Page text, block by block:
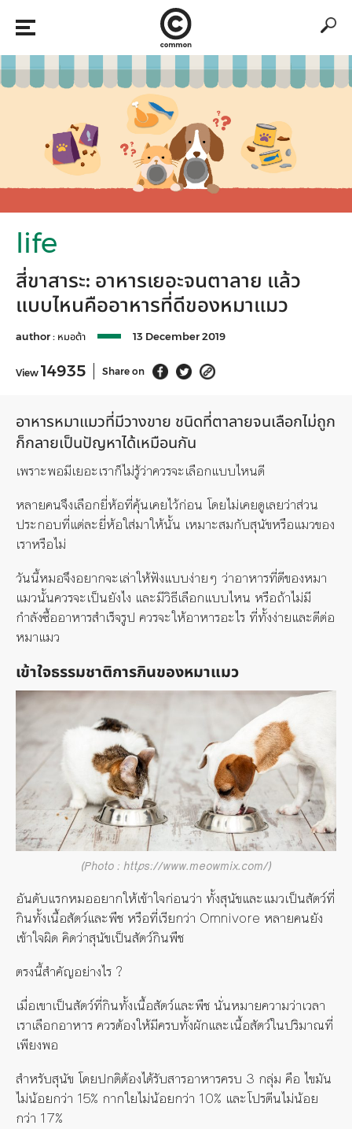
life
สี่ขาสาระ: อาหารเยอะจนตาลาย แล้ว
แบบไหนคืออาหารที่ดีของหมาแมว
author : หมอต้า 13 December 2019
View 14935 Share on
อาหารหมาแมวที่มีวางขาย ชนิดที่ตาลายจนเลือกไม่ถูก
ก็กลายเป็นปัญหาได้เหมือนกัน
เพราะพอมีเยอะเราก็ไม่รู้ว่าควรจะเลือกแบบไหนดี
หลายคนจึงเลือกยี่ห้อที่คุ้นเคยไว้ก่อน โดยไม่เคยดูเลยว่าส่วน
ประกอบที่แต่ละยี่ห้อใส่มาให้นั้น เหมาะสมกับสุนัขหรือแมวของ
เราหรือไม่
วันนี้หมอจึงอยากจะเล่าให้ฟังแบบง่ายๆ ว่าอาหารที่ดีของหมา
แมวนั้นควรจะเป็นยังไง และมีวิธีเลือกแบบไหน หรือถ้าไม่มี
กำลังซื้ออาหารสำเร็จรูป ควรจะให้อาหารอะไร ที่ทั้งง่ายและดีต่อ
หมาแมว
เข้าใจธรรมชาติการกินของหมาแมว
(Photo : https://www.meowmix.com/)
อันดับแรกหมออยากให้เข้าใจก่อนว่า ทั้งสุนัขและแมวเป็นสัตว์ที่
กินทั้งเนื้อสัตว์และพืช หรือที่เรียกว่า Omnivore หลายคนยัง
เข้าใจผิด คิดว่าสุนัขเป็นสัตว์กินพืช
ตรงนี้สำคัญอย่างไร ?
เมื่อเขาเป็นสัตว์ที่กินทั้งเนื้อสัตว์และพืช นั่นหมายความว่าเวลา
เราเลือกอาหาร ควรต้องให้มีครบทั้งผักและเนื้อสัตว์ในปริมาณที่
เพียงพอ
สำหรับสุนัข โดยปกติต้องได้รับสารอาหารครบ 3 กลุ่ม คือ ไขมัน
ไม่น้อยกว่า 15% กากใยไม่น้อยกว่า 10% และโปรตีนไม่น้อย
กว่า 17%